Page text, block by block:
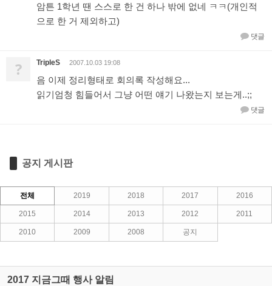
암튼 1학년 땐 스스로 한 건 하나 밖에 없네 ㅋㅋ(개인적
으로 한 거 제외하고)
댓글
? TripleS 2007.10.03 19:08
음 이제 정리형태로 회의록 작성해요...
읽기엄청 힘들어서 그냥 어떤 얘기 나왔는지 보는게..;;
댓글
공지 게시판
전체 2019 2018 2017 2016
2015 2014 2013 2012 2011
2010 2009 2008 공지
2017 지금그때 행사 알림